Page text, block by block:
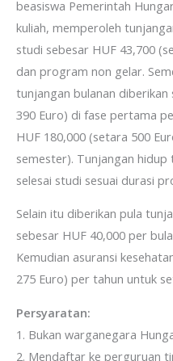
beasiswa Pemerintah
kuliah, memperoleh
studi sebesar HUF 43,700
dan program non gelar.
tunjangan bulanan
390 Euro) di fase pertama
HUF 180,000 (setara 500
semester). Tunjangan
selesai studi sesuai durasi
Selain itu diberikan pula
sebesar HUF 40,000 per
Kemudian asuransi
275 Euro) per tahun untuk
Persyaratan:
1. Bukan warganegara
2. Mendaftar ke perguruan